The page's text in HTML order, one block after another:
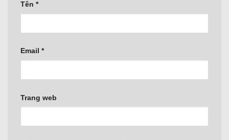
Tên *
Email *
Trang web